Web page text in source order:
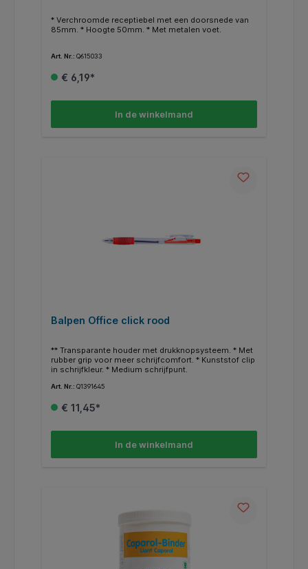
* Verchroomde receptiebel met een doorsnede van
85mm. * Hoogte 50mm. * Met metalen voet.
Art. Nr.: Q615033
€ 6,19*
In de winkelmand
Balpen Office click rood
** Transparante houder met drukknopsysteem. * Met
rubber grip voor meer schrijfcomfort. * Kunststof clip
in schrijfkleur. * Medium schrijfpunt.
Art. Nr.: Q1391645
€ 11,45*
In de winkelmand